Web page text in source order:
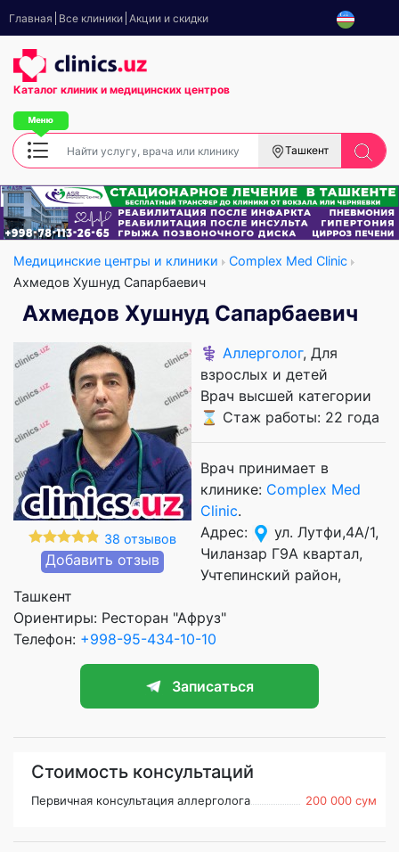
Главная Все клиники Акции и скидки
Каталог клиник и медицинских центров
Ташкент
Медицинские центры и клиники
Complex Med Clinic
Ахмедов Хушнуд Сапарбаевич
Ахмедов Хушнуд Сапарбаевич
38 отзывов
Добавить отзыв
⚕️ Аллерголог, Для
взрослых и детей
Врач высшей категории
⌛ Стаж работы: 22 года
Врач принимает в
клинике: Complex Med
Clinic.
Адрес:
ул. Лутфи,4A/1,
Чиланзар Г9А квартал,
Учтепинский район,
Ташкент
Ориентиры: Ресторан "Афруз"
Телефон: +998-95-434-10-10
Записаться
Стоимость консультаций
Первичная консультация аллерголога 200 000 сум